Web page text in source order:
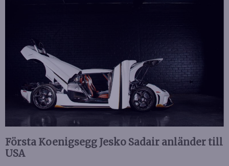
Första Koenigsegg Jesko Sadair anländer till
USA